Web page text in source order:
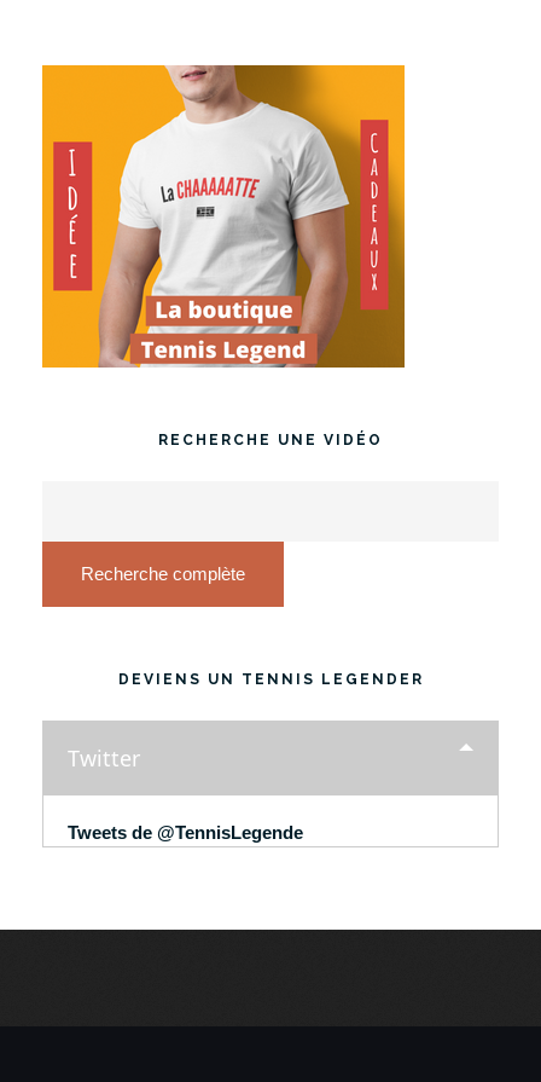
RECHERCHE UNE VIDÉO
Recherche complète
DEVIENS UN TENNIS LEGENDER
Twitter
Tweets de @TennisLegende